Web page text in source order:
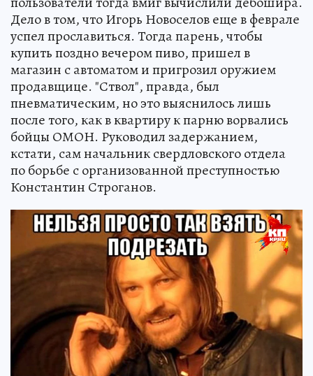
Дело в том, что Игорь Новоселов еще в феврале
успел прославиться. Тогда парень, чтобы
купить поздно вечером пиво, пришел в
магазин с автоматом и пригрозил оружием
продавщице. "Ствол", правда, был
пневматическим, но это выяснилось лишь
после того, как в квартиру к парню ворвались
бойцы ОМОН. Руководил задержанием,
кстати, сам начальник свердловского отдела
по борьбе с организованной преступностью
Константин Строганов.